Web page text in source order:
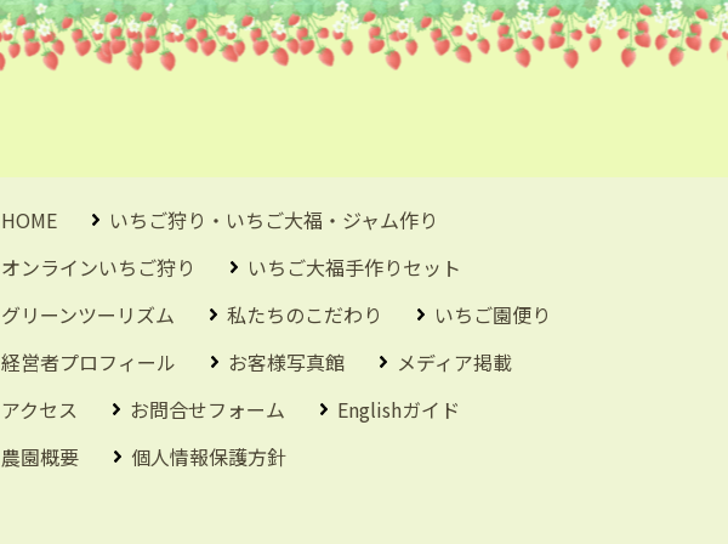
HOME
いちご狩り・いちご大福・ジャム作り
オンラインいちご狩り
いちご大福手作りセット
グリーンツーリズム
私たちのこだわり
いちご園便り
経営者プロフィール
お客様写真館
メディア掲載
アクセス
お問合せフォーム
Englishガイド
農園概要
個人情報保護方針